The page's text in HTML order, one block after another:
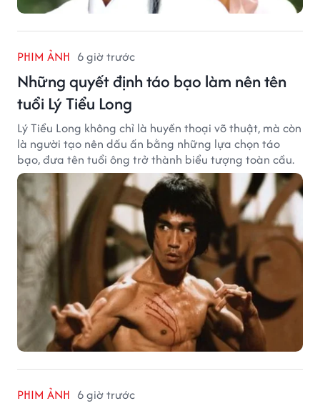
PHIM ẢNH 6 giờ trước
Những quyết định táo bạo làm nên tên
tuổi Lý Tiểu Long
Lý Tiểu Long không chỉ là huyền thoại võ thuật, mà còn
là người tạo nên dấu ấn bằng những lựa chọn táo
bạo, đưa tên tuổi ông trở thành biểu tượng toàn cầu.
PHIM ẢNH 6 giờ trước